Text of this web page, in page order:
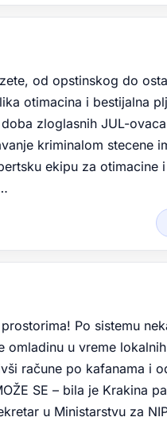
od opstinskog do
otimacina i bestijalna
zloglasnih JUL-
kriminalom stecene
ekipu za otimacine
Po sistemu
omladinu u vreme
račune po kafanama i
SE – bila je Krakina
u Ministarstvu za